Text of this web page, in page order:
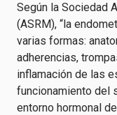
Según la Sociedad
(ASRM), “la
varias formas:
adherencias,
inflamación de las
funcionamiento del
entorno hormonal